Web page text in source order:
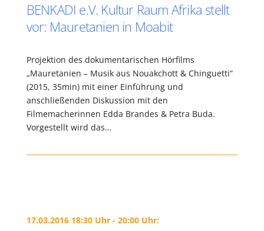
BENKADI e.V. Kultur Raum Afrika stellt
vor: Mauretanien in Moabit
Projektion des dokumentarischen Hörfilms
„Mauretanien – Musik aus Nouakchott & Chinguetti“
(2015, 35min) mit einer Einführung und
anschließenden Diskussion mit den
Filmemacherinnen Edda Brandes & Petra Buda.
Vorgestellt wird das…
17.03.2016 18:30 Uhr - 20:00 Uhr: